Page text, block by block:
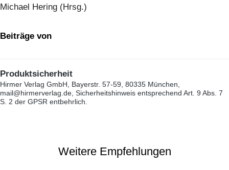
Michael Hering (Hrsg.)
Beiträge von
Produktsicherheit
Hirmer Verlag GmbH, Bayerstr. 57-59, 80335 München,
mail@hirmerverlag.de, Sicherheitshinweis entsprechend Art. 9 Abs. 7
S. 2 der GPSR entbehrlich.
Weitere Empfehlungen